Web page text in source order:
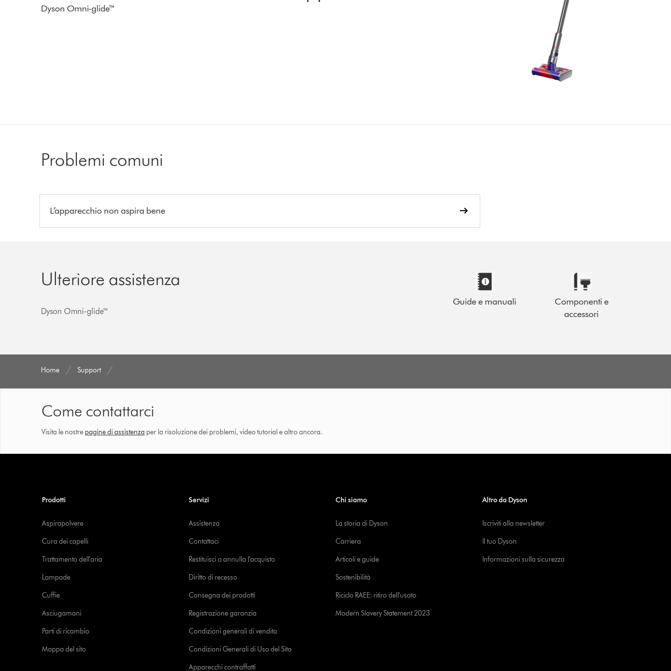
Dyson Omni-glide™
Problemi comuni
L’apparecchio non aspira bene
Ulteriore assistenza
Dyson Omni-glide™
Guide e manuali
Componenti e
accessori
Home Support
Come contattarci
Visita le nostre pagine di assistenza per la risoluzione dei problemi, video tutorial e altro ancora.
Prodotti
Aspirapolvere
Cura dei capelli
Trattamento dell'aria
Lampade
Cuffie
Asciugamani
Parti di ricambio
Mappa del sito
Servizi
Assistenza
Contattaci
Restituisci o annulla l'acquisto
Diritto di recesso
Consegna dei prodotti
Registrazione garanzia
Condizioni generali di vendita
Condizioni Generali di Uso del Sito
Apparecchi contraffatti
Chi siamo
La storia di Dyson
Carriera
Articoli e guide
Sostenibilità
Riciclo RAEE: ritiro dell'usato
Modern Slavery Statement 2023
Altro da Dyson
Iscriviti alla newsletter
Il tuo Dyson
Informazioni sulla sicurezza